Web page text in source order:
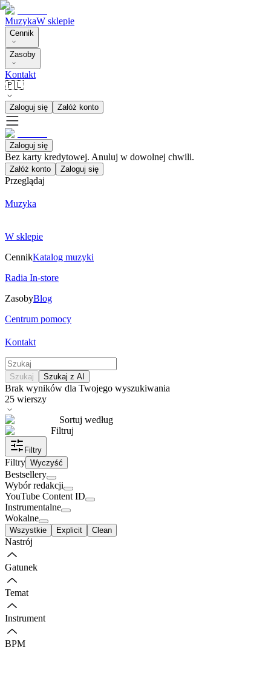
MuzykaW sklepie
Cennik
Zasoby
Kontakt
🇵🇱
Zaloguj się Załóż konto
Zaloguj się
Bez karty kredytowej. Anuluj w dowolnej chwili.
Załóż konto Zaloguj się
Przeglądaj
Muzyka
W sklepie
CennikKatalog muzyki
Radia In-store
ZasobyBlog
Centrum pomocy
Kontakt
Szukaj Szukaj z AI
Brak wyników dla Twojego wyszukiwania
25 wierszy
Sortuj według
Filtruj
Filtry
Filtry Wyczyść
Bestsellery
Wybór redakcji
YouTube Content ID
Instrumentalne
Wokalne
Wszystkie Explicit Clean
Nastrój
Gatunek
Temat
Instrument
BPM